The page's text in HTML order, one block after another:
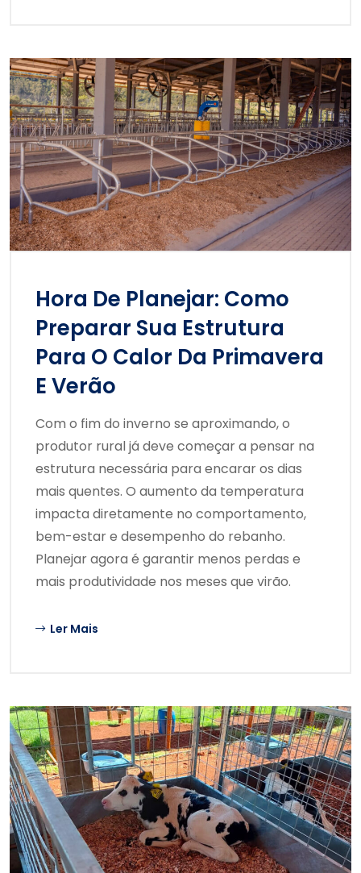
Hora De Planejar: Como
Preparar Sua Estrutura
Para O Calor Da Primavera
E Verão
Com o fim do inverno se aproximando, o
produtor rural já deve começar a pensar na
estrutura necessária para encarar os dias
mais quentes. O aumento da temperatura
impacta diretamente no comportamento,
bem-estar e desempenho do rebanho.
Planejar agora é garantir menos perdas e
mais produtividade nos meses que virão.
Ler Mais